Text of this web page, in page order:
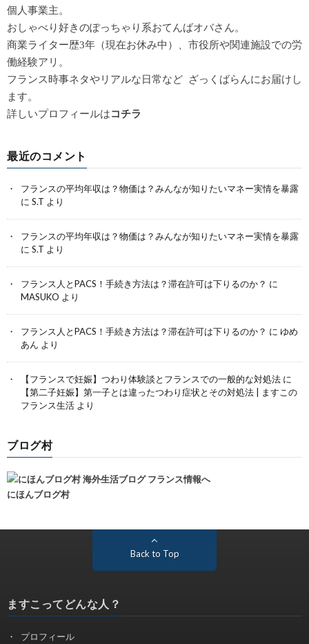
個人事業主。
おしゃべり好きのぽっちゃり系おてんばオバさん。
商業ライター歴3年（現在お休み中）、市役所や関連施設での労
働経験アリ。
フランス時事ネタやリアルな日常など ざっくばらんにお届けし
ます。
詳しいプロフィールはコチラ
最近のコメント
フランスの平均年収は？物価は？みんなが知りたいマネー実情を暴露
に S.T より
フランスの平均年収は？物価は？みんなが知りたいマネー実情を暴露
に S.T より
フランス人とPACS！手続き方法は？滞在許可は下りるのか？ に
MASUKO より
フランス人とPACS！手続き方法は？滞在許可は下りるのか？ に ゆめ
あん より
【フランスで妊娠】つわり体験談とフランスでの一般的な対処法 に
【第二子妊娠】第一子とは違ったつわり症状とその対処法 | ますこの
フランス生活 より
ブログ村
にほんブログ村
Back to Top
ますこってどんな人？
プロフィール